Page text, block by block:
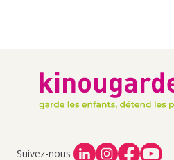
Suivez-nous